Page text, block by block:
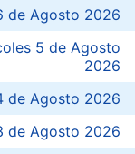
de Agosto 2026
5 de Agosto
2026
de Agosto 2026
de Agosto 2026